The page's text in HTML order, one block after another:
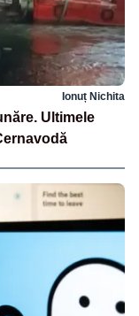
Ionuț Nichita
Ultimele